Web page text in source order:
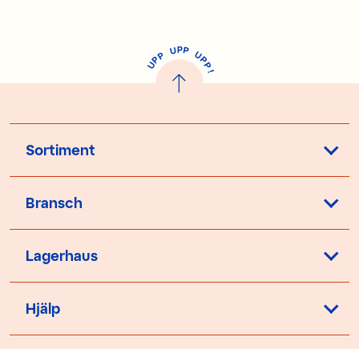
U
P
P UPP UP
P
!
Sortiment
Bransch
Lagerhaus
Hjälp